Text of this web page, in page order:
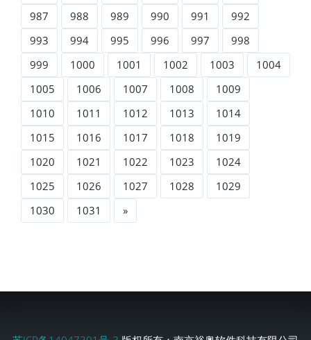
987
988 989 990 991
992
993
994 995 996 997
998
999
1000 1001 1002 1003
1004
1005
1006 1007 1008
1009
1010
1011 1012 1013
1014
1015
1016 1017 1018
1019
1020
1021 1022 1023
1024
1025
1026 1027 1028
1029
1030
1031 »